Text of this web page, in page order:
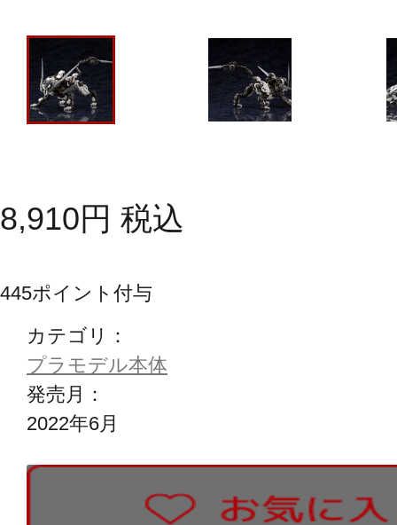
8,910円 税込
445ポイント付与
カテゴリ：
プラモデル本体
発売月：
2022年6月